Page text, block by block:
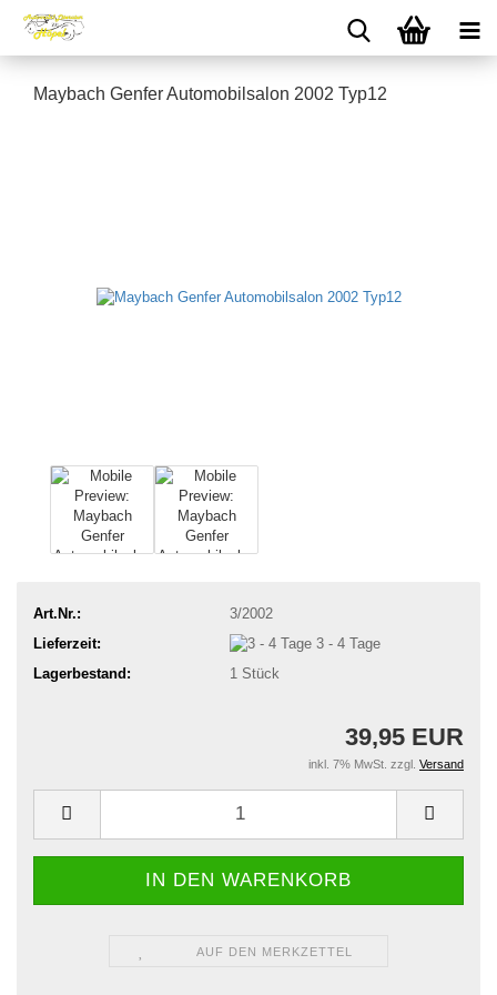
Maybach Genfer Automobilsalon 2002 Typ12
Art.Nr.:
3/2002
Lieferzeit:
3 - 4 Tage
Lagerbestand:
1 Stück
39,95 EUR
inkl. 7% MwSt. zzgl. Versand
AUF DEN MERKZETTEL